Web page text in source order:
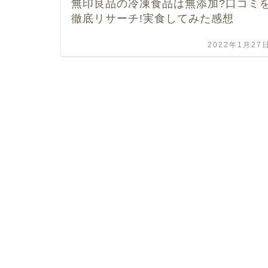
無印良品の冷凍食品は無添加?口コミ
徹底リサーチ!実食してみた感想
2022年1月27